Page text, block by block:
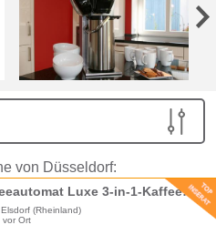
von Düsseldorf:
Ninja Kaffeeautomat Luxe 3-in-1-Kaffeemaschine mit Mahlwerk und Aufschäumer für Latte Cappuccino
Elsdorf (Rheinland)
vor Ort